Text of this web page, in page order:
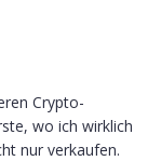
Crypto-
wo ich wirklich
nur verkaufen.